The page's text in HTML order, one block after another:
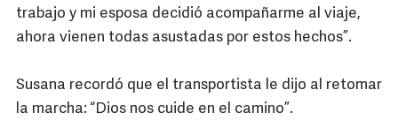
trabajo y mi esposa decidió acompañarme al viaje,
ahora vienen todas asustadas por estos hechos”.
Susana recordó que el transportista le dijo al retomar
la marcha: “Dios nos cuide en el camino”.